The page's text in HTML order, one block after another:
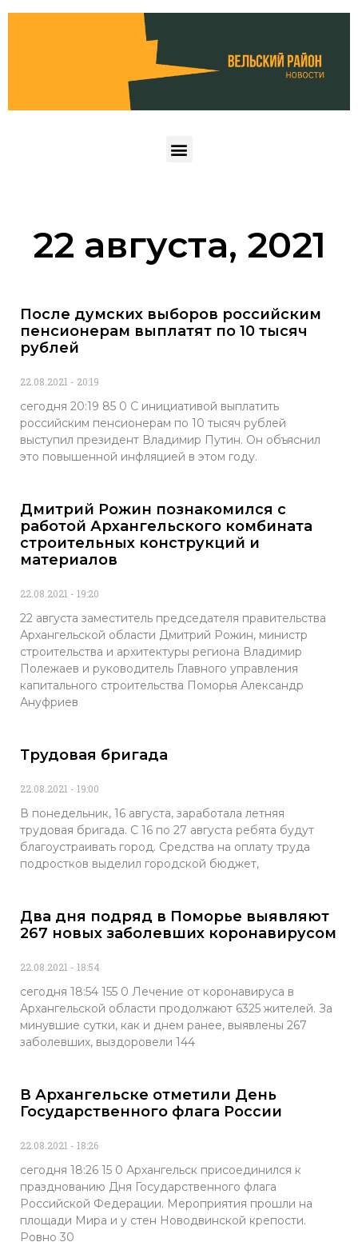
22 августа, 2021
После думских выборов российским
пенсионерам выплатят по 10 тысяч
рублей
22.08.2021 20:19
сегодня 20:19 85 0 С инициативой выплатить
российским пенсионерам по 10 тысяч рублей
выступил президент Владимир Путин. Он объяснил
это повышенной инфляцией в этом году.
Дмитрий Рожин познакомился с
работой Архангельского комбината
строительных конструкций и
материалов
22.08.2021 19:20
22 августа заместитель председателя правительства
Архангельской области Дмитрий Рожин, министр
строительства и архитектуры региона Владимир
Полежаев и руководитель Главного управления
капитального строительства Поморья Александр
Ануфриев
Трудовая бригада
22.08.2021 19:00
В понедельник, 16 августа, заработала летняя
трудовая бригада. С 16 по 27 августа ребята будут
благоустраивать город. Средства на оплату труда
подростков выделил городской бюджет,
Два дня подряд в Поморье выявляют
267 новых заболевших коронавирусом
22.08.2021 18:54
сегодня 18:54 155 0 Лечение от коронавируса в
Архангельской области продолжают 6325 жителей. За
минувшие сутки, как и днем ранее, выявлены 267
заболевших, выздоровели 144
В Архангельске отметили День
Государственного флага России
22.08.2021 18:26
сегодня 18:26 15 0 Архангельск присоединился к
празднованию Дня Государственного флага
Российской Федерации. Мероприятия прошли на
площади Мира и у стен Новодвинской крепости.
Ровно 30